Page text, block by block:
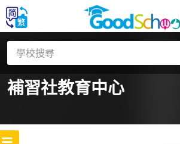
補習社教育中心